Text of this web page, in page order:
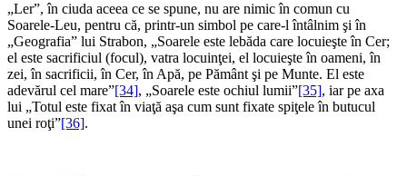
„Ler”, în ciuda aceea ce se spune, nu are nimic în comun cu
Soarele-Leu, pentru că, printr-un simbol pe care-l întâlnim şi în
„Geografia” lui Strabon, „Soarele este lebăda care locuieşte în Cer;
el este sacrificiul (focul), vatra locuinţei, el locuieşte în oameni, în
zei, în sacrificii, în Cer, în Apă, pe Pământ şi pe Munte. El este
adevărul cel mare”[34], „Soarele este ochiul lumii”[35], iar pe axa
lui „Totul este fixat în viaţă aşa cum sunt fixate spiţele în butucul
unei roţi”[36].